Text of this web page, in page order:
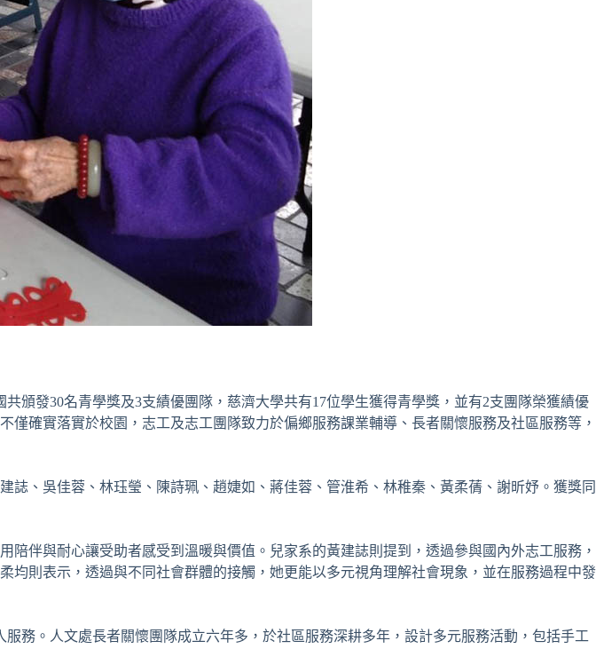
共頒發30名青學獎及3支績優團隊，慈濟大學共有17位學生獲得青學獎，並有2支團隊榮獲績優
確實落實於校園，志工及志工團隊致力於偏鄉服務課業輔導、長者關懷服務及社區服務等，
、吳佳蓉、林珏瑩、陳詩珮、趙婕如、蔣佳蓉、管淮希、林稚秦、黃柔蒨、謝昕妤。獲獎同
伴與耐心讓受助者感受到溫暖與價值。兒家系的黃建誌則提到，透過參與國內外志工服務，
則表示，透過與不同社會群體的接觸，她更能以多元視角理解社會現象，並在服務過程中發
服務。人文處長者關懷團隊成立六年多，於社區服務深耕多年，設計多元服務活動，包括手工